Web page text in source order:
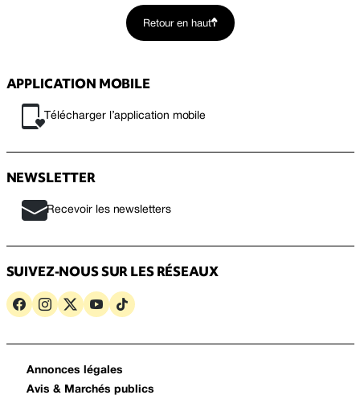
Retour en haut
APPLICATION MOBILE
Télécharger l’application mobile
NEWSLETTER
Recevoir les newsletters
SUIVEZ-NOUS SUR LES RÉSEAUX
Annonces légales
Avis & Marchés publics